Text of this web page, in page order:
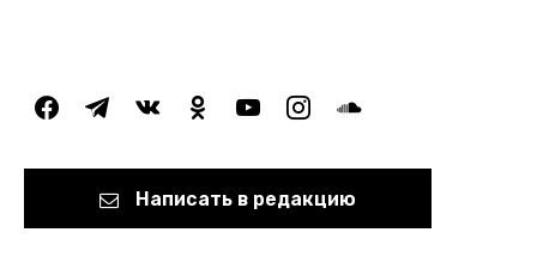
facebooktelegramvkontakteodnoklassniki
youtubeinstagramsoundcloud
Написать в редакцию